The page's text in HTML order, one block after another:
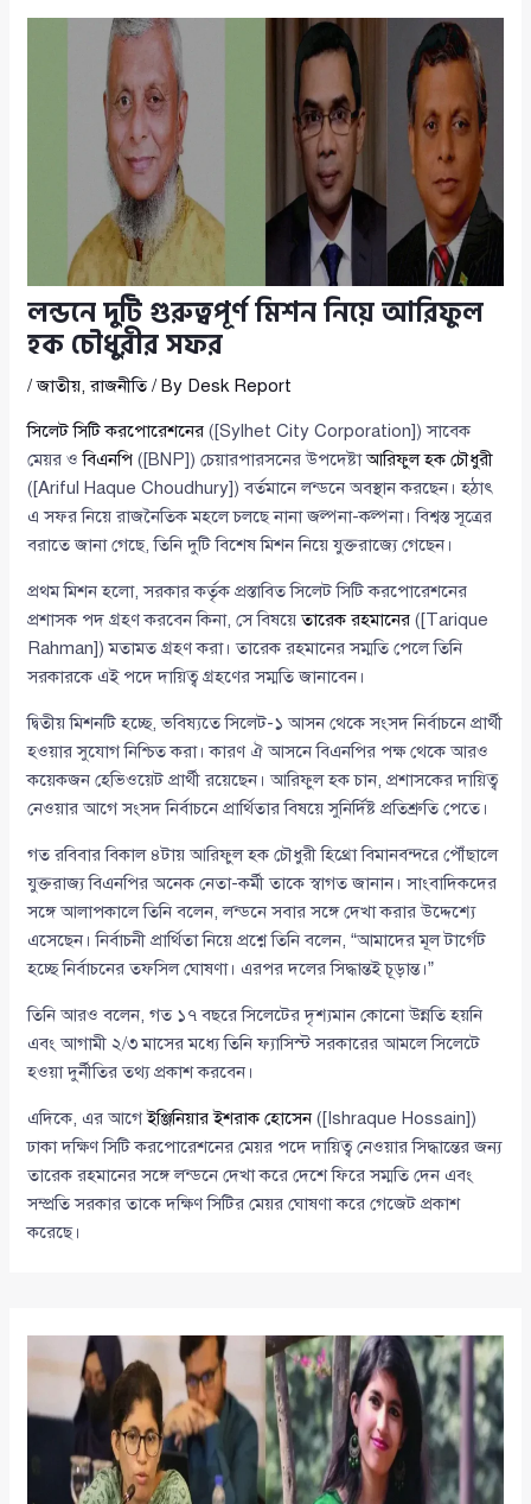
লন্ডনে দুটি গুরুত্বপূর্ণ মিশন নিয়ে আরিফুল
হক চৌধুরীর সফর
/জাতীয়,রাজনীতি/ By Desk Report
সিলেট সিটি করপোরেশনের ([Sylhet City Corporation]) সাবেক
মেয়র ওবিএনপি ([BNP]) চেয়ারপারসনের উপদেষ্টাআরিফুল হক চৌধুরী
([Ariful Haque Choudhury]) বর্তমানে লন্ডনে অবস্থান করছেন। হঠাৎ
এ সফর নিয়ে রাজনৈতিক মহলে চলছে নানা জল্পনা-কল্পনা। বিশ্বস্ত সূত্রের
বরাতে জানা গেছে, তিনি দুটি বিশেষ মিশন নিয়ে যুক্তরাজ্যে গেছেন।
প্রথম মিশন হলো, সরকার কর্তৃক প্রস্তাবিত সিলেট সিটি করপোরেশনের
প্রশাসক পদ গ্রহণ করবেন কিনা, সে বিষয়েতারেক রহমানের ([Tarique
Rahman]) মতামত গ্রহণ করা। তারেক রহমানের সম্মতি পেলে তিনি
সরকারকে এই পদে দায়িত্ব গ্রহণের সম্মতি জানাবেন।
দ্বিতীয় মিশনটি হচ্ছে, ভবিষ্যতে সিলেট-১ আসন থেকে সংসদ নির্বাচনে প্রার্থী
হওয়ার সুযোগ নিশ্চিত করা। কারণ ঐ আসনে বিএনপির পক্ষ থেকে আরও
কয়েকজন হেভিওয়েট প্রার্থী রয়েছেন। আরিফুল হক চান, প্রশাসকের দায়িত্ব
নেওয়ার আগে সংসদ নির্বাচনে প্রার্থিতার বিষয়ে সুনির্দিষ্ট প্রতিশ্রুতি পেতে।
গত রবিবার বিকাল ৪টায় আরিফুল হক চৌধুরী হিথ্রো বিমানবন্দরে পৌঁছালে
যুক্তরাজ্য বিএনপির অনেক নেতা-কর্মী তাকে স্বাগত জানান। সাংবাদিকদের
সঙ্গে আলাপকালে তিনি বলেন, লন্ডনে সবার সঙ্গে দেখা করার উদ্দেশ্যে
এসেছেন। নির্বাচনী প্রার্থিতা নিয়ে প্রশ্নে তিনি বলেন, “আমাদের মূল টার্গেট
হচ্ছে নির্বাচনের তফসিল ঘোষণা। এরপর দলের সিদ্ধান্তই চূড়ান্ত।”
তিনি আরও বলেন, গত ১৭ বছরে সিলেটের দৃশ্যমান কোনো উন্নতি হয়নি
এবং আগামী ২/৩ মাসের মধ্যে তিনি ফ্যাসিস্ট সরকারের আমলে সিলেটে
হওয়া দুর্নীতির তথ্য প্রকাশ করবেন।
এদিকে, এর আগেইঞ্জিনিয়ার ইশরাক হোসেন([Ishraque Hossain])
ঢাকা দক্ষিণ সিটি করপোরেশনের মেয়র পদে দায়িত্ব নেওয়ার সিদ্ধান্তের জন্য
তারেক রহমানের সঙ্গে লন্ডনে দেখা করে দেশে ফিরে সম্মতি দেন এবং
সম্প্রতি সরকার তাকে দক্ষিণ সিটির মেয়র ঘোষণা করে গেজেট প্রকাশ
করেছে।